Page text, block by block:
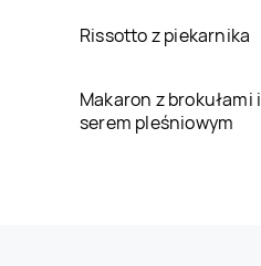
Rissotto z piekarnika
Makaron z brokułami i
serem pleśniowym